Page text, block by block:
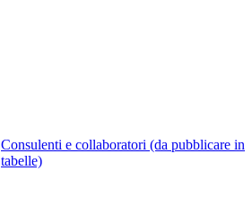
Consulenti e collaboratori (da pubblicare in
tabelle)